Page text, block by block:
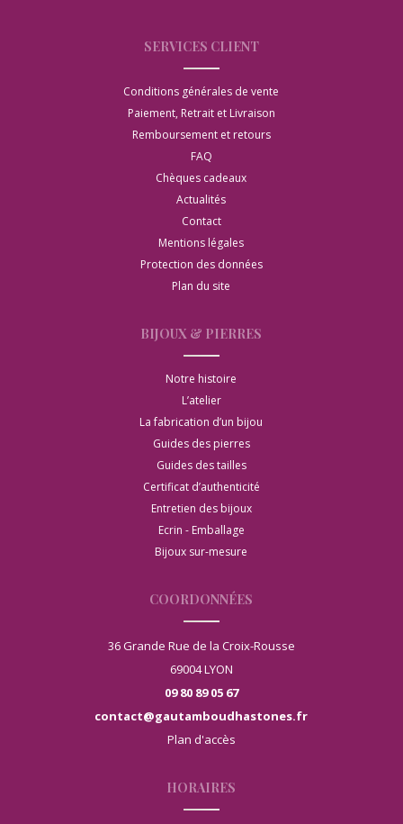
SERVICES CLIENT
Conditions générales de vente
Paiement, Retrait et Livraison
Remboursement et retours
FAQ
Chèques cadeaux
Actualités
Contact
Mentions légales
Protection des données
Plan du site
BIJOUX & PIERRES
Notre histoire
L’atelier
La fabrication d’un bijou
Guides des pierres
Guides des tailles
Certificat d’authenticité
Entretien des bijoux
Ecrin - Emballage
Bijoux sur-mesure
COORDONNÉES
36 Grande Rue de la Croix-Rousse
69004 LYON
09 80 89 05 67
contact@gautamboudhastones.fr
Plan d'accès
HORAIRES